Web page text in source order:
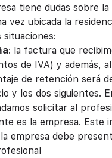
tiene dudas sobre
vez ubicada la
: la factura que
de IVA) y además,
de retención será
y los dos siguientes.
solicitar al
es la empresa.
empresa debe